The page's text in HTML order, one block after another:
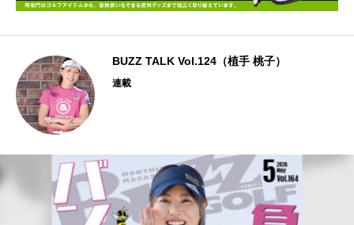
BUZZ TALK Vol.124（植手 桃子）
連載